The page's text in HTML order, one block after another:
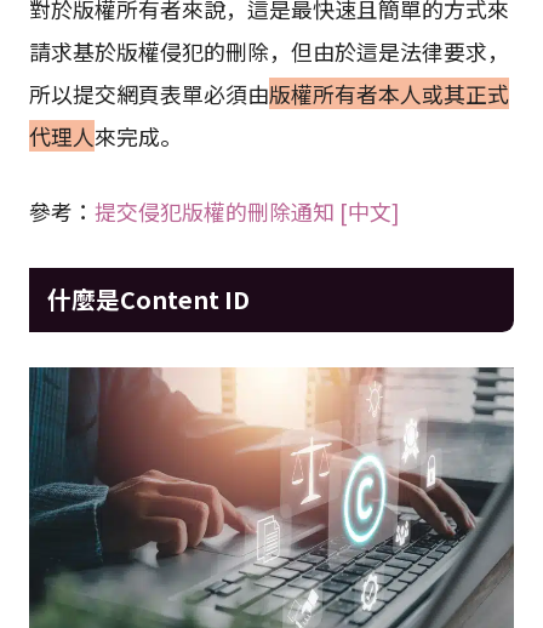
對於版權所有者來說，這是最快速且簡單的方式來
請求基於版權侵犯的刪除，但由於這是法律要求，
所以提交網頁表單必須由版權所有者本人或其正式
代理人來完成。
參考： 提交侵犯版權的刪除通知 [中文]
什麼是Content ID